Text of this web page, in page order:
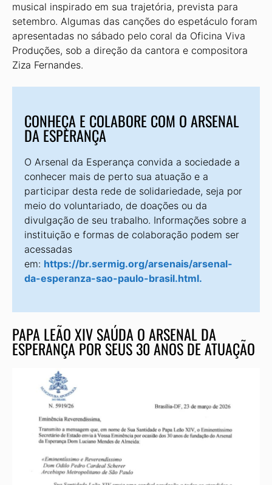
musical inspirado em sua trajetória, prevista para
setembro. Algumas das canções do espetáculo foram
apresentadas no sábado pelo coral da Oficina Viva
Produções, sob a direção da cantora e compositora
Ziza Fernandes.
CONHEÇA E COLABORE COM O ARSENAL
DA ESPERANÇA
O Arsenal da Esperança convida a sociedade a
conhecer mais de perto sua atuação e a
participar desta rede de solidariedade, seja por
meio do voluntariado, de doações ou da
divulgação de seu trabalho. Informações sobre a
instituição e formas de colaboração podem ser
acessadas
em: https://br.sermig.org/arsenais/arsenal-
da-esperanza-sao-paulo-brasil.html.
PAPA LEÃO XIV SAÚDA O ARSENAL DA
ESPERANÇA POR SEUS 30 ANOS DE ATUAÇÃO